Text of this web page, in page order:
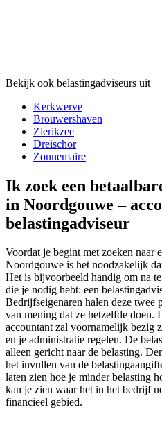
Bekijk ook belastingadviseurs uit
Kerkwerve
Brouwershaven
Zierikzee
Dreischor
Zonnemaire
Ik zoek een
in Noordgouwe –
belastingadviseur
Voordat je begint met zoeken naar
Noordgouwe is het noodzakelijk
Het is bijvoorbeeld handig om na
die je nodig hebt: een
Bedrijfseigenaren halen deze twee
van mening dat ze hetzelfde doen.
accountant zal voornamelijk bezig
en je administratie regelen. De
alleen gericht naar de belasting.
het invullen van de
laten zien hoe je minder belasting
kan je zien waar het in het bedrijf
financieel gebied.